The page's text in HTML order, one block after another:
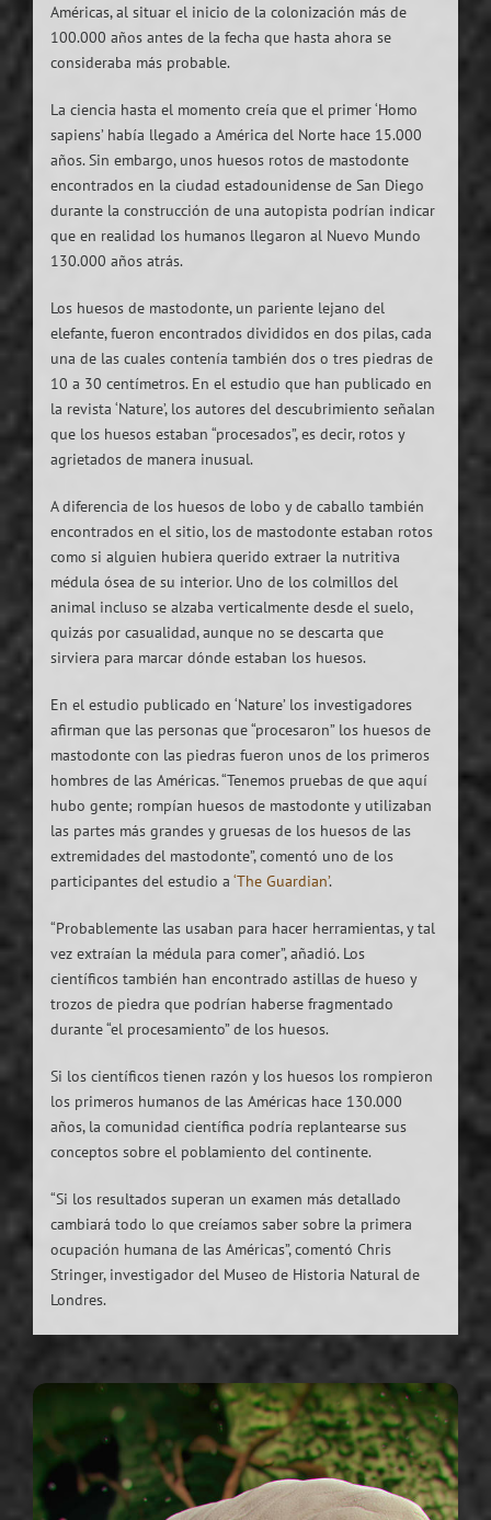
Américas, al situar el inicio de la colonización más de
100.000 años antes de la fecha que hasta ahora se
consideraba más probable.
La ciencia hasta el momento creía que el primer ‘Homo
sapiens’ había llegado a América del Norte hace 15.000
años. Sin embargo, unos huesos rotos de mastodonte
encontrados en la ciudad estadounidense de San Diego
durante la construcción de una autopista podrían indicar
que en realidad los humanos llegaron al Nuevo Mundo
130.000 años atrás.
Los huesos de mastodonte, un pariente lejano del
elefante, fueron encontrados divididos en dos pilas, cada
una de las cuales contenía también dos o tres piedras de
10 a 30 centímetros. En el estudio que han publicado en
la revista ‘Nature’, los autores del descubrimiento señalan
que los huesos estaban “procesados”, es decir, rotos y
agrietados de manera inusual.
A diferencia de los huesos de lobo y de caballo también
encontrados en el sitio, los de mastodonte estaban rotos
como si alguien hubiera querido extraer la nutritiva
médula ósea de su interior. Uno de los colmillos del
animal incluso se alzaba verticalmente desde el suelo,
quizás por casualidad, aunque no se descarta que
sirviera para marcar dónde estaban los huesos.
En el estudio publicado en ‘Nature’ los investigadores
afirman que las personas que “procesaron” los huesos de
mastodonte con las piedras fueron unos de los primeros
hombres de las Américas. “Tenemos pruebas de que aquí
hubo gente; rompían huesos de mastodonte y utilizaban
las partes más grandes y gruesas de los huesos de las
extremidades del mastodonte”, comentó uno de los
participantes del estudio a ‘The Guardian’.
“Probablemente las usaban para hacer herramientas, y tal
vez extraían la médula para comer”, añadió. Los
científicos también han encontrado astillas de hueso y
trozos de piedra que podrían haberse fragmentado
durante “el procesamiento” de los huesos.
Si los científicos tienen razón y los huesos los rompieron
los primeros humanos de las Américas hace 130.000
años, la comunidad científica podría replantearse sus
conceptos sobre el poblamiento del continente.
“Si los resultados superan un examen más detallado
cambiará todo lo que creíamos saber sobre la primera
ocupación humana de las Américas”, comentó Chris
Stringer, investigador del Museo de Historia Natural de
Londres.